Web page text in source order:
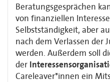
Beratungsgesprächen
von finanziellen
Selbstständigkeit, aber
nach dem Verlassen der
werden. Außerdem soll
der
Careleaver*innen ein